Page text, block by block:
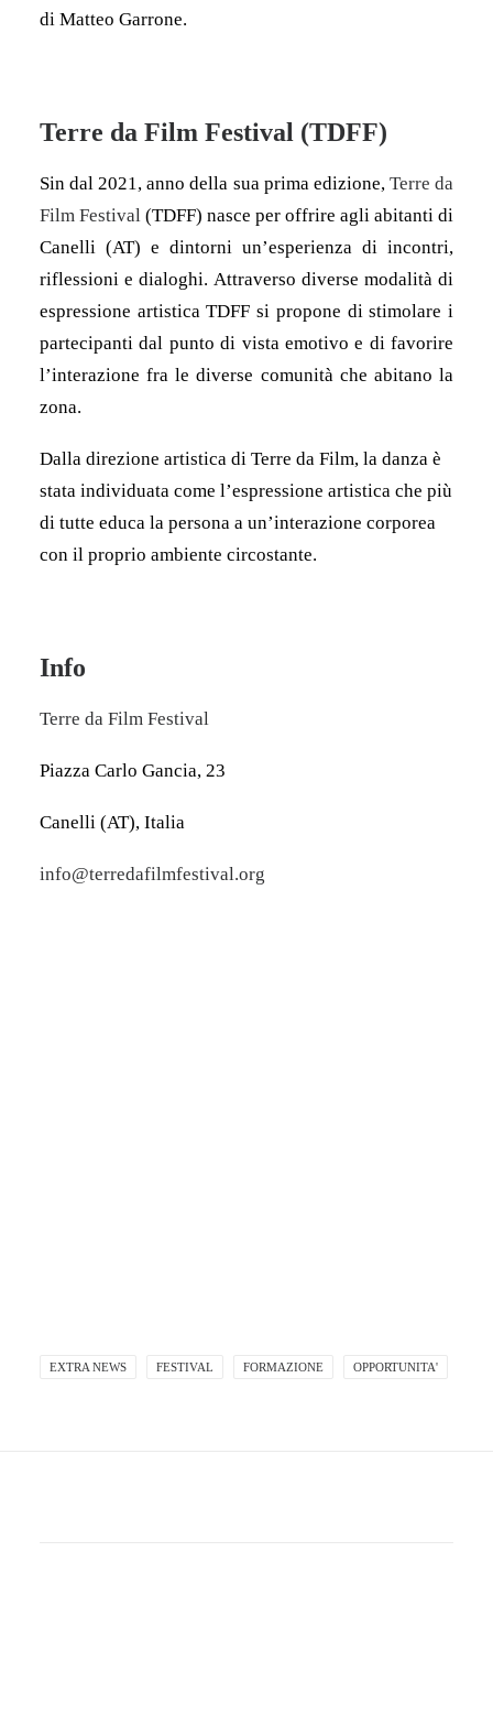
di Matteo Garrone.
Terre da Film Festival (TDFF)
Sin dal 2021, anno della sua prima edizione, Terre da
Film Festival (TDFF) nasce per offrire agli abitanti di
Canelli (AT) e dintorni un’esperienza di incontri,
riflessioni e dialoghi. Attraverso diverse modalità di
espressione artistica TDFF si propone di stimolare i
partecipanti dal punto di vista emotivo e di favorire
l’interazione fra le diverse comunità che abitano la
zona.
Dalla direzione artistica di Terre da Film, la danza è
stata individuata come l’espressione artistica che più
di tutte educa la persona a un’interazione corporea
con il proprio ambiente circostante.
Info
Terre da Film Festival
Piazza Carlo Gancia, 23
Canelli (AT), Italia
info@terredafilmfestival.org
EXTRA NEWS FESTIVAL FORMAZIONE OPPORTUNITA'